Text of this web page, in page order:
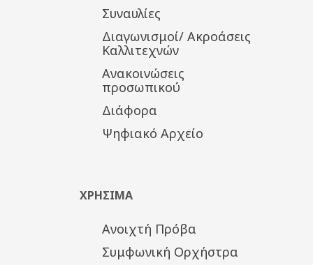
Συναυλίες
Διαγωνισμοί/ Ακροάσεις
Καλλιτεχνών
Ανακοινώσεις
προσωπικού
Διάφορα
Ψηφιακό Αρχείο
ΧΡΗΣΙΜΑ
Ανοιχτή Πρόβα
Συμφωνική Ορχήστρα